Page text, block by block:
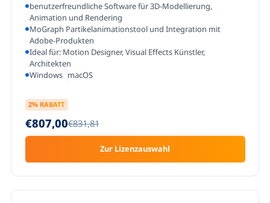
benutzerfreundliche Software für 3D-Modellierung,
Animation und Rendering
MoGraph Partikelanimationstool und Integration mit
Adobe-Produkten
Ideal für: Motion Designer, Visual Effects Künstler,
Architekten
Windows macOS
2% RABATT
€807,00€831,81
Zur Lizenzauswahl